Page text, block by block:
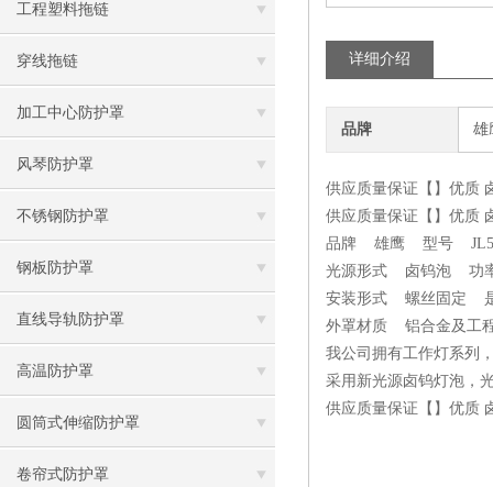
工程塑料拖链
穿线拖链
加工中心防护罩
风琴防护罩
不锈钢防护罩
钢板防护罩
直线导轨防护罩
高温防护罩
圆筒式伸缩防护罩
卷帘式防护罩
详细介绍
品牌 雄
供应质量保证【】优质
供应质量保证【】优质
品牌 雄鹰 型号
光源形式 卤钨泡 功
安装形式 螺丝固定
外罩材质 铝合金及工
我公司拥有工作灯系列
采用新光源卤钨灯泡，
供应质量保证【】优质